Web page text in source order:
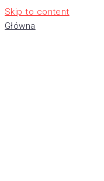
Skip to content
Główna